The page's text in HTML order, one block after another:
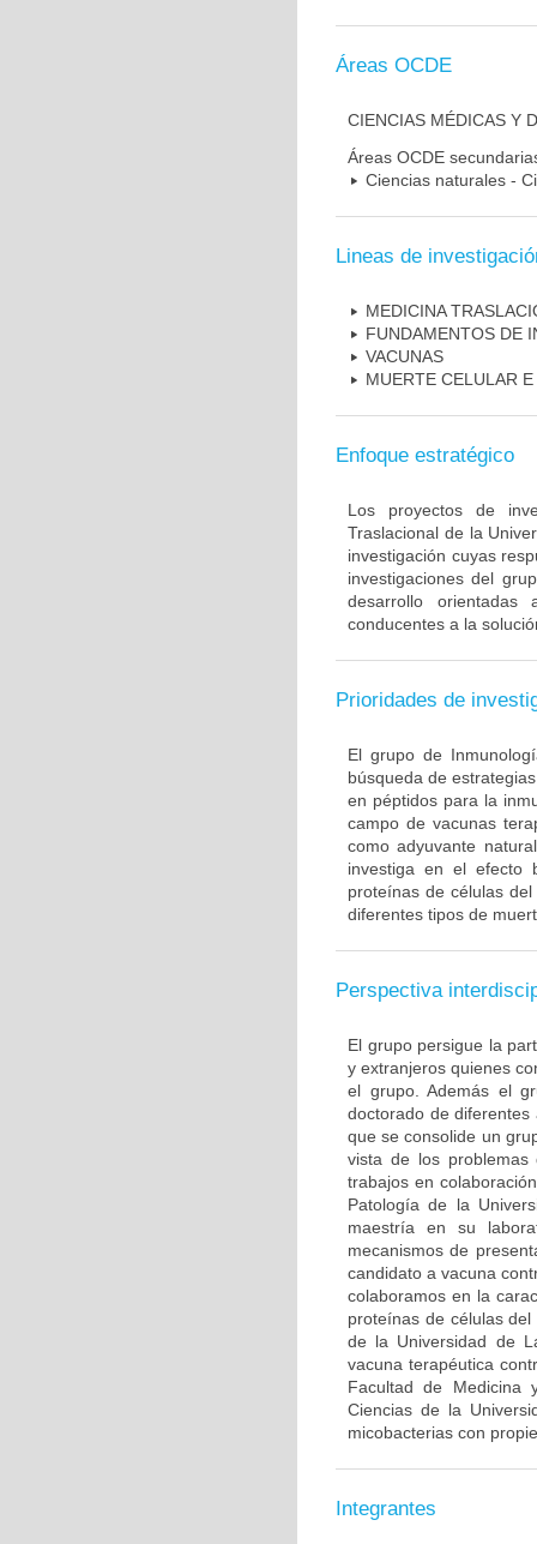
Áreas OCDE
CIENCIAS MÉDICAS Y
Áreas OCDE
Ciencias naturales -
Lineas de
MEDICINA
FUNDAMENTOS DE
VACUNAS
MUERTE CELULAR
Enfoque estratégico
Los proyectos de
Traslacional de la
investigación cuyas
investigaciones del
desarrollo
conducentes a la
Prioridades de
El grupo de
búsqueda de
en péptidos para la
campo de vacunas
como adyuvante
investiga en el efecto
proteínas de células
diferentes tipos de
Perspectiva
El grupo persigue la
y extranjeros quienes
el grupo. Además el
doctorado de
que se consolide un
vista de los problemas
trabajos en
Patología de la
maestría en su
mecanismos de
candidato a vacuna
colaboramos en la
proteínas de células
de la Universidad de
vacuna terapéutica
Facultad de Medicina
Ciencias de la
micobacterias con
Integrantes